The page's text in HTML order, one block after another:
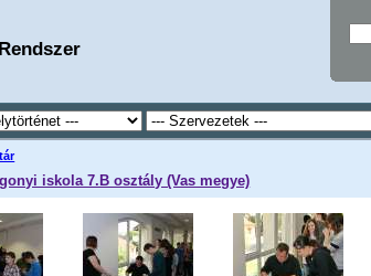
iskola 7.B osztály (Vas megye)